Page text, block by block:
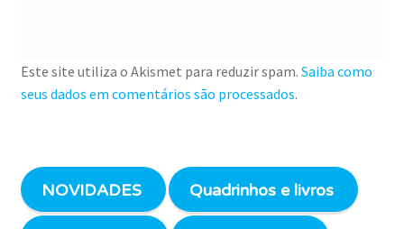
Este site utiliza o Akismet para reduzir spam. Saiba como
seus dados em comentários são processados.
NOVIDADES Quadrinhos e livros